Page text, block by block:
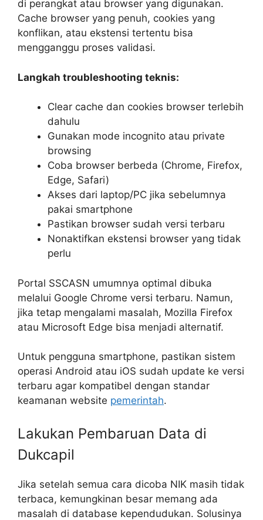
di perangkat atau browser yang digunakan.
Cache browser yang penuh, cookies yang
konflikan, atau ekstensi tertentu bisa
mengganggu proses validasi.
Langkah troubleshooting teknis:
Clear cache dan cookies browser terlebih
dahulu
Gunakan mode incognito atau private
browsing
Coba browser berbeda (Chrome, Firefox,
Edge, Safari)
Akses dari laptop/PC jika sebelumnya
pakai smartphone
Pastikan browser sudah versi terbaru
Nonaktifkan ekstensi browser yang tidak
perlu
Portal SSCASN umumnya optimal dibuka
melalui Google Chrome versi terbaru. Namun,
jika tetap mengalami masalah, Mozilla Firefox
atau Microsoft Edge bisa menjadi alternatif.
Untuk pengguna smartphone, pastikan sistem
operasi Android atau iOS sudah update ke versi
terbaru agar kompatibel dengan standar
keamanan website pemerintah.
Lakukan Pembaruan Data di
Dukcapil
Jika setelah semua cara dicoba NIK masih tidak
terbaca, kemungkinan besar memang ada
masalah di database kependudukan. Solusinya